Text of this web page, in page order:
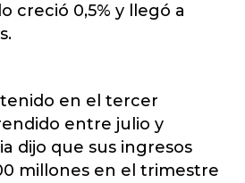
creció 0,5% y llegó a
en el tercer
entre julio y
dijo que sus ingresos
millones en el trimestre